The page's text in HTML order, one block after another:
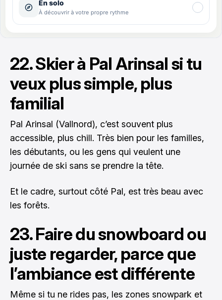
22. Skier à Pal Arinsal si tu
veux plus simple, plus
familial
Pal Arinsal (Vallnord), c’est souvent plus
accessible, plus chill. Très bien pour les familles,
les débutants, ou les gens qui veulent une
journée de ski sans se prendre la tête.
Et le cadre, surtout côté Pal, est très beau avec
les forêts.
23. Faire du snowboard ou
juste regarder, parce que
l’ambiance est différente
Même si tu ne rides pas, les zones snowpark et